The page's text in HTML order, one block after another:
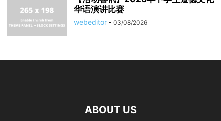
华语演讲比赛
webeditor - 03/08/2026
ABOUT US